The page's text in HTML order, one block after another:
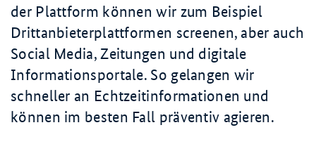
der Plattform können wir zum Beispiel
Drittanbieterplattformen screenen, aber auch
Social Media, Zeitungen und digitale
Informationsportale. So gelangen wir
schneller an Echtzeitinformationen und
können im besten Fall präventiv agieren.